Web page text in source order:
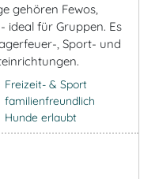
gehören Fewos,
ideal für Gruppen. Es
, Sport- und
Freizeit- & Sport
familienfreundlich
Hunde erlaubt